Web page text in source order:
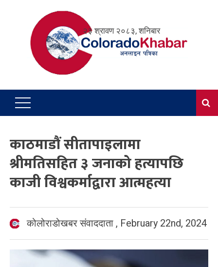
२३ श्रावण २०८३, शनिबार
काठमाडौं सीतापाइलामा
श्रीमतिसहित ३ जनाको हत्यापछि
काजी विश्वकर्माद्वारा आत्महत्या
कोलोराडोखबर संवाददाता , February 22nd, 2024